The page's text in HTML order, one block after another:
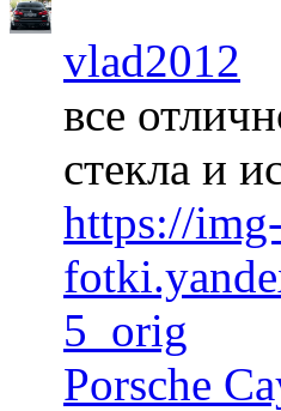
vlad2012
все
стекла и
https://img-
5_orig
Porsche